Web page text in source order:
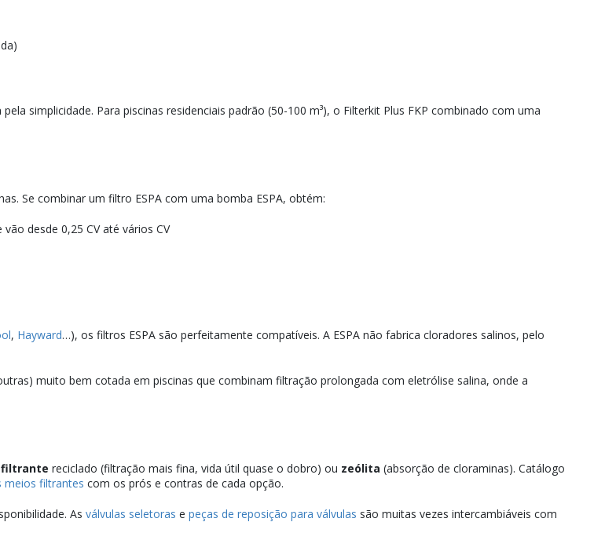
simplicidade. Para piscinas residenciais padrão (50-100 m³), o Filterkit Plus FKP combinado com uma
Se combinar um filtro ESPA com uma bomba ESPA, obtém:
desde 0,25 CV até vários CV
, Hayward…), os filtros ESPA são perfeitamente compatíveis. A ESPA não fabrica cloradores salinos, pelo
muito bem cotada em piscinas que combinam filtração prolongada com eletrólise salina, onde a
reciclado (filtração mais fina, vida útil quase o dobro) ou zeólita (absorção de cloraminas). Catálogo
meios filtrantes com os prós e contras de cada opção.
As válvulas seletoras e peças de reposição para válvulas são muitas vezes intercambiáveis com